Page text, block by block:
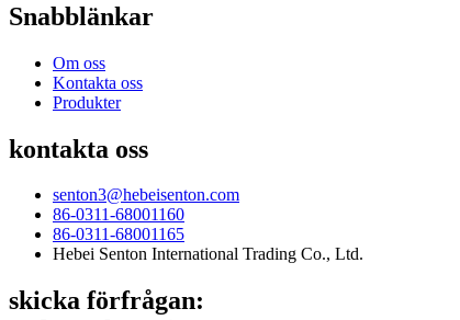
Snabblänkar
Om oss
Kontakta oss
Produkter
kontakta oss
senton3@hebeisenton.com
86-0311-68001160
86-0311-68001165
Hebei Senton International Trading Co., Ltd.
skicka förfrågan: